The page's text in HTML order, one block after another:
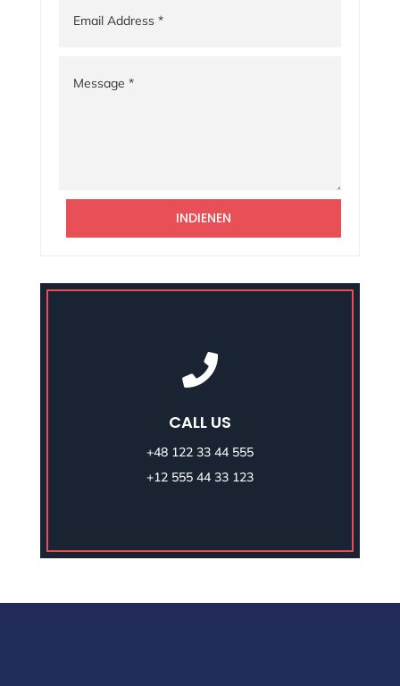
INDIENEN

CALL US
+48 122 33 44 555
+12 555 44 33 123